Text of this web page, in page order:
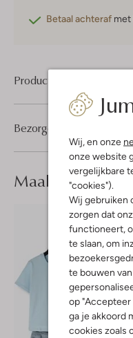
Wij, en onze
onze website
vergelijkbare
"cookies").
Wij gebruiken
zorgen dat
functioneert,
te slaan, om
te bouwen
op "Accepteer
ga je akkoord
cookies zoals
Betaal achteraf met
Product informatie
Bezorgen & retourneren
Maak jelook